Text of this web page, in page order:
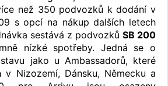
než 350 podvozků k dodání v
s opcí na nákup dalších letech
sestává z podvozků SB 200
nízké spotřeby. Jedná se o
jako u Ambassadorů, které
v Nizozemí, Dánsku, Německu a